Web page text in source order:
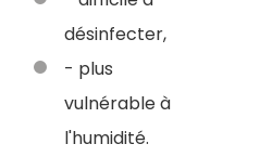
désinfecter,
- plus
vulnérable à
l'humidité.